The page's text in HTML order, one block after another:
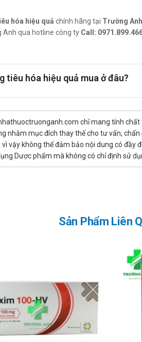
chính xác nhất.
móc
móc.
chính xác nhất.
cứu 115 hoặc đến trạm Y tế địa
sử dụng bảo quản được in trên bao bì.
hóa hiệu quả chính hãng tại Trường Anh
Anh qua hotline công ty Call:
hóa hiệu quả mua ở đâu?
chỉ mang tính
nhằm mục đích thay thế cho tư vấn,
vậy không thể đảm bảo nội dung có
Dược phẩm mà không có chỉ định sử
Sản Phẩm Liên